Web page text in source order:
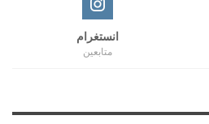
انستغرام
متابعين